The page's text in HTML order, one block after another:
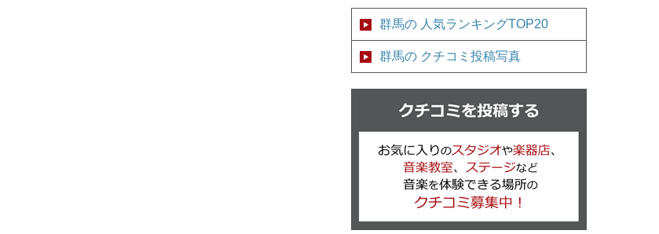
群馬の 人気ランキングTOP20
群馬の クチコミ投稿写真